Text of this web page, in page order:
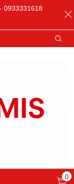
0
0933331618